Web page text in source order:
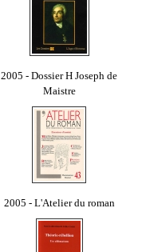
2005 - Dossier H Joseph de
Maistre
2005 - L'Atelier du roman